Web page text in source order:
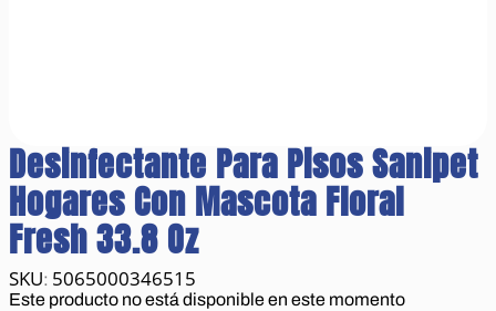
Desinfectante Para Pisos Sanipet
Hogares Con Mascota Floral
Fresh 33.8 Oz
: 5065000346515
Este producto no está disponible en este momento